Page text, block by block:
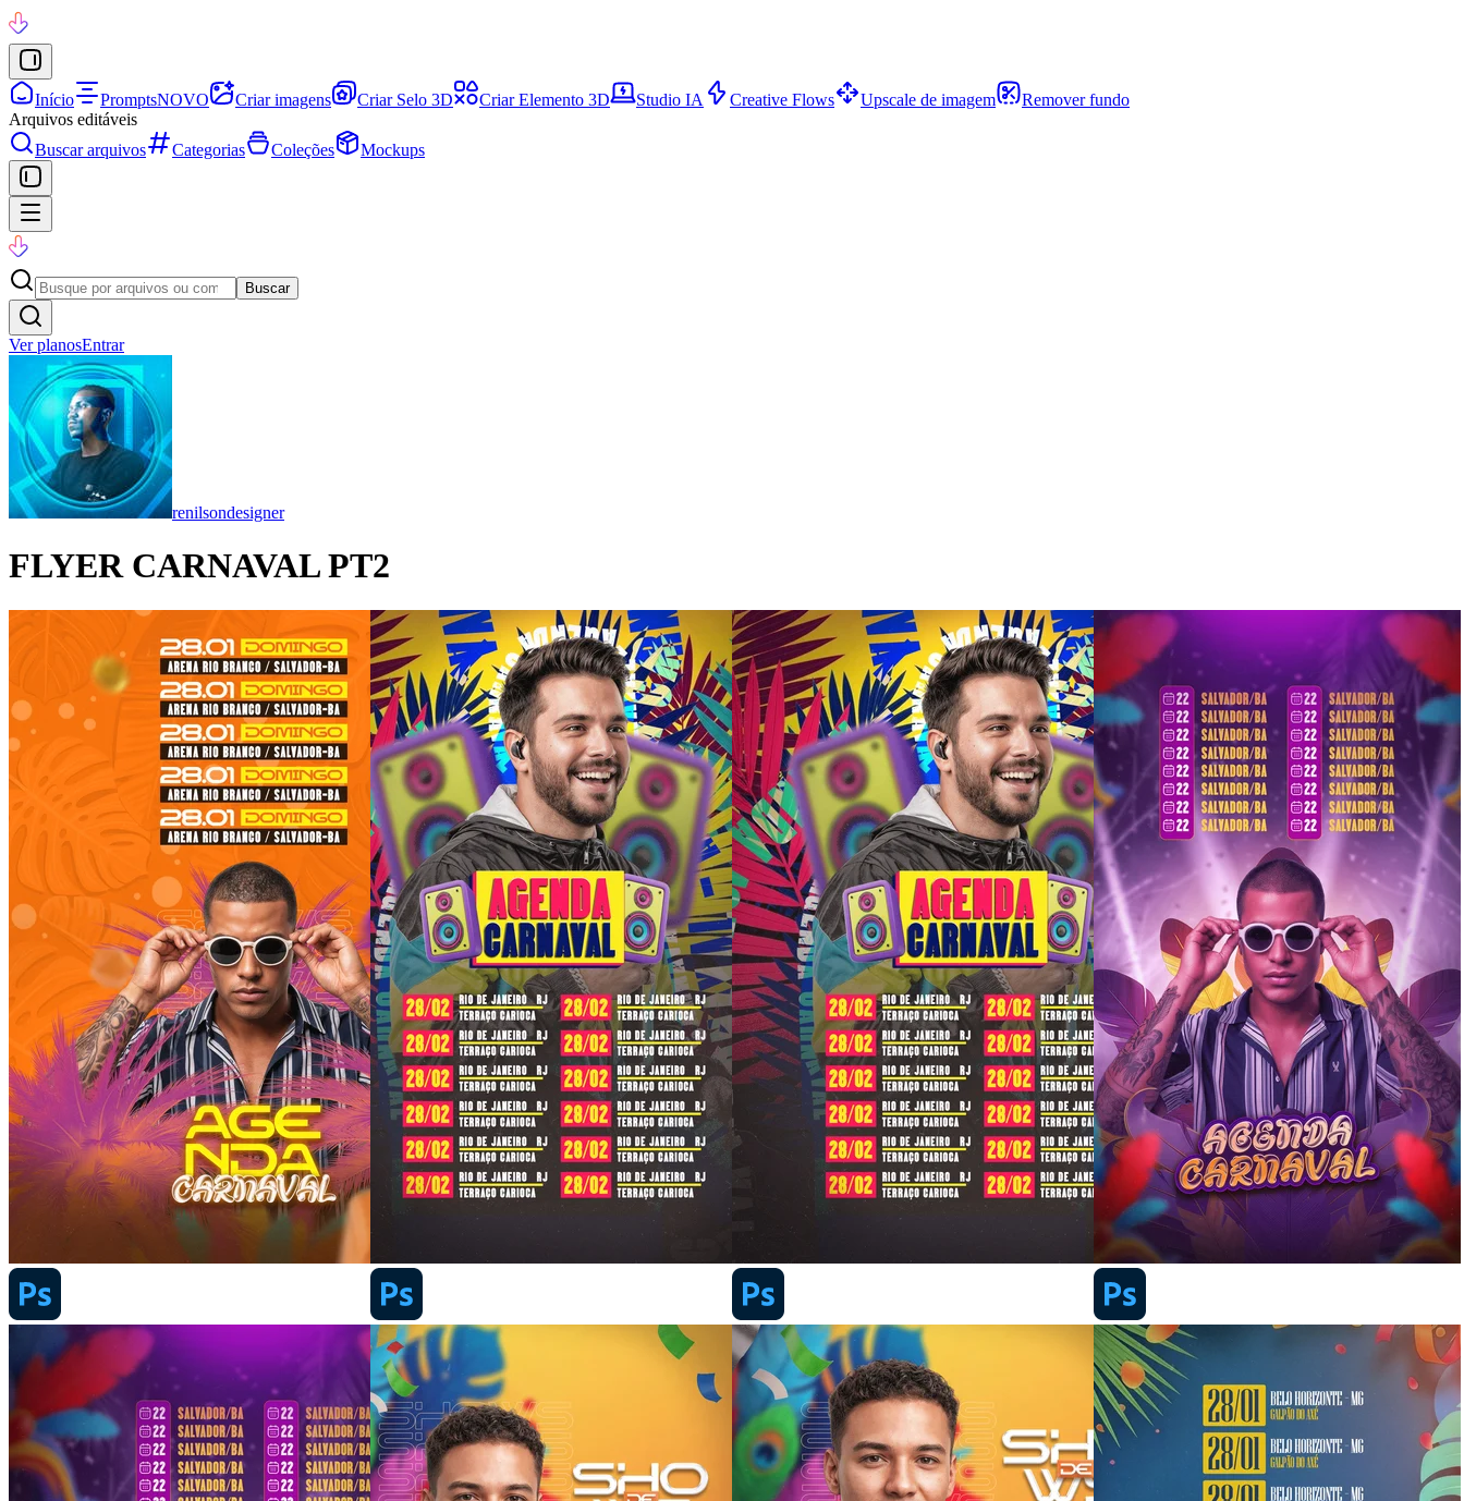
Início PromptsNOVO Criar imagens Criar Selo 3D Criar Elemento 3D Studio IA Creative Flows Upscale de imagem
Remover fundo
Arquivos editáveis
Buscar arquivos
Categorias Coleções Mockups
Buscar
Ver planosEntrar
renilsondesigner
FLYER CARNAVAL PT2